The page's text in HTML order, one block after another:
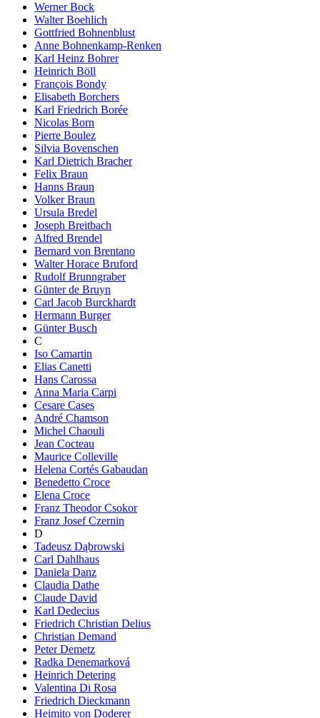
Werner Bock
Walter Boehlich
Gottfried Bohnenblust
Anne Bohnenkamp-Renken
Karl Heinz Bohrer
Heinrich Böll
François Bondy
Elisabeth Borchers
Karl Friedrich Borée
Nicolas Born
Pierre Boulez
Silvia Bovenschen
Karl Dietrich Bracher
Felix Braun
Hanns Braun
Volker Braun
Ursula Bredel
Joseph Breitbach
Alfred Brendel
Bernard von Brentano
Walter Horace Bruford
Rudolf Brunngraber
Günter de Bruyn
Carl Jacob Burckhardt
Hermann Burger
Günter Busch
C
Iso Camartin
Elias Canetti
Hans Carossa
Anna Maria Carpi
Cesare Cases
André Chamson
Michel Chaouli
Jean Cocteau
Maurice Colleville
Helena Cortés Gabaudan
Benedetto Croce
Elena Croce
Franz Theodor Csokor
Franz Josef Czernin
D
Tadeusz Dąbrowski
Carl Dahlhaus
Daniela Danz
Claudia Dathe
Claude David
Karl Dedecius
Friedrich Christian Delius
Christian Demand
Peter Demetz
Radka Denemarková
Heinrich Detering
Valentina Di Rosa
Friedrich Dieckmann
Heimito von Doderer